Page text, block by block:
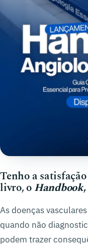
Tenho a
livro, oHandbook
As doenças
quando não
podem trazer